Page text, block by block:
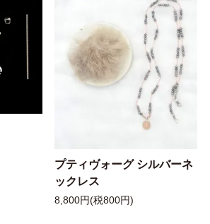
プティヴォーグ シルバーネ
ックレス
8,800円(税800円)